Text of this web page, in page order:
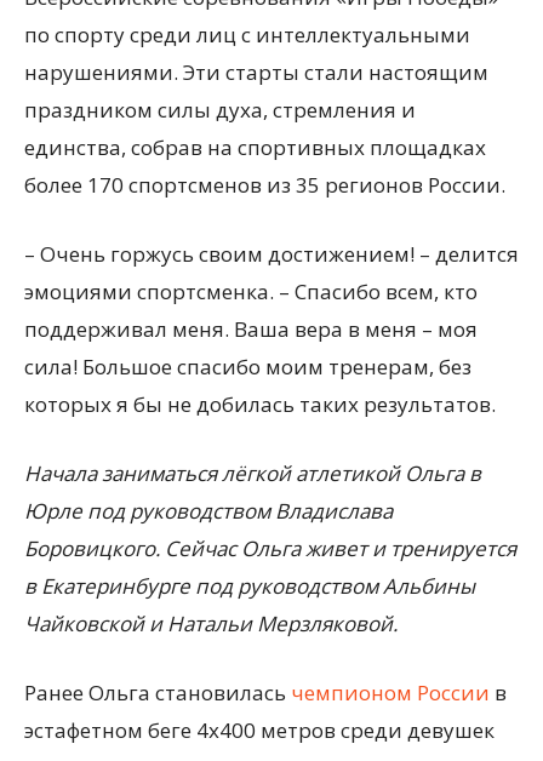
по спорту среди лиц с интеллектуальными
нарушениями. Эти старты стали настоящим
праздником силы духа, стремления и
единства, собрав на спортивных площадках
более 170 спортсменов из 35 регионов России.
– Очень горжусь своим достижением! – делится
эмоциями спортсменка. – Спасибо всем, кто
поддерживал меня. Ваша вера в меня – моя
сила! Большое спасибо моим тренерам, без
которых я бы не добилась таких результатов.
Начала заниматься лёгкой атлетикой Ольга в
Юрле под руководством Владислава
Боровицкого. Сейчас Ольга живет и тренируется
в Екатеринбурге под руководством Альбины
Чайковской и Натальи Мерзляковой.
Ранее Ольга становилась чемпионом России в
эстафетном беге 4х400 метров среди девушек